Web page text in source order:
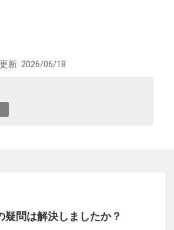
新: 2026/06/18
疑問は解決しましたか？